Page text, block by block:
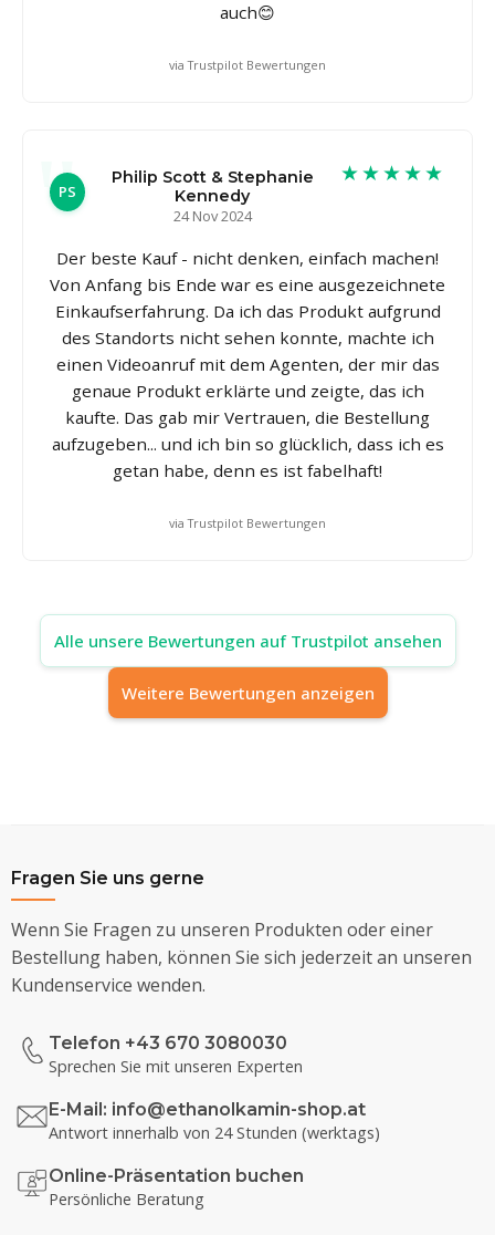
auch😊
via Trustpilot Bewertungen
PS
Philip Scott & Stephanie
Kennedy
24 Nov 2024
★★★★★
Der beste Kauf - nicht denken, einfach machen!
Von Anfang bis Ende war es eine ausgezeichnete
Einkaufserfahrung. Da ich das Produkt aufgrund
des Standorts nicht sehen konnte, machte ich
einen Videoanruf mit dem Agenten, der mir das
genaue Produkt erklärte und zeigte, das ich
kaufte. Das gab mir Vertrauen, die Bestellung
aufzugeben... und ich bin so glücklich, dass ich es
getan habe, denn es ist fabelhaft!
via Trustpilot Bewertungen
Alle unsere Bewertungen auf Trustpilot ansehen
Weitere Bewertungen anzeigen
Fragen Sie uns gerne
Wenn Sie Fragen zu unseren Produkten oder einer
Bestellung haben, können Sie sich jederzeit an unseren
Kundenservice wenden.
Telefon +43 670 3080030
Sprechen Sie mit unseren Experten
E-Mail: info@ethanolkamin-shop.at
Antwort innerhalb von 24 Stunden (werktags)
Online-Präsentation buchen
Persönliche Beratung